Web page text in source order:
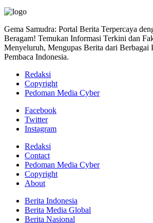
Gema Samudra: Portal Berita Terpercaya
Beragam! Temukan Informasi Terkini dan
Menyeluruh, Mengupas Berita dari Berbagai
Pembaca Indonesia.
Redaksi
Copyright
Pedoman Media Cyber
Facebook
Twitter
Instagram
Redaksi
Contact
Pedoman Media Cyber
Copyright
About
Berita Indonesia
Berita Media Global
Berita Nasional